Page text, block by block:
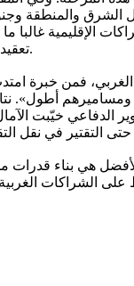
الشرق والمنطقة
الإقليمية غالبا
تعقيدا من الشراكات الغربية.
فمن خبرة
ومساميرهم أطول».
الدفاعي خيّبت
الأفضل هي بناء قدرات